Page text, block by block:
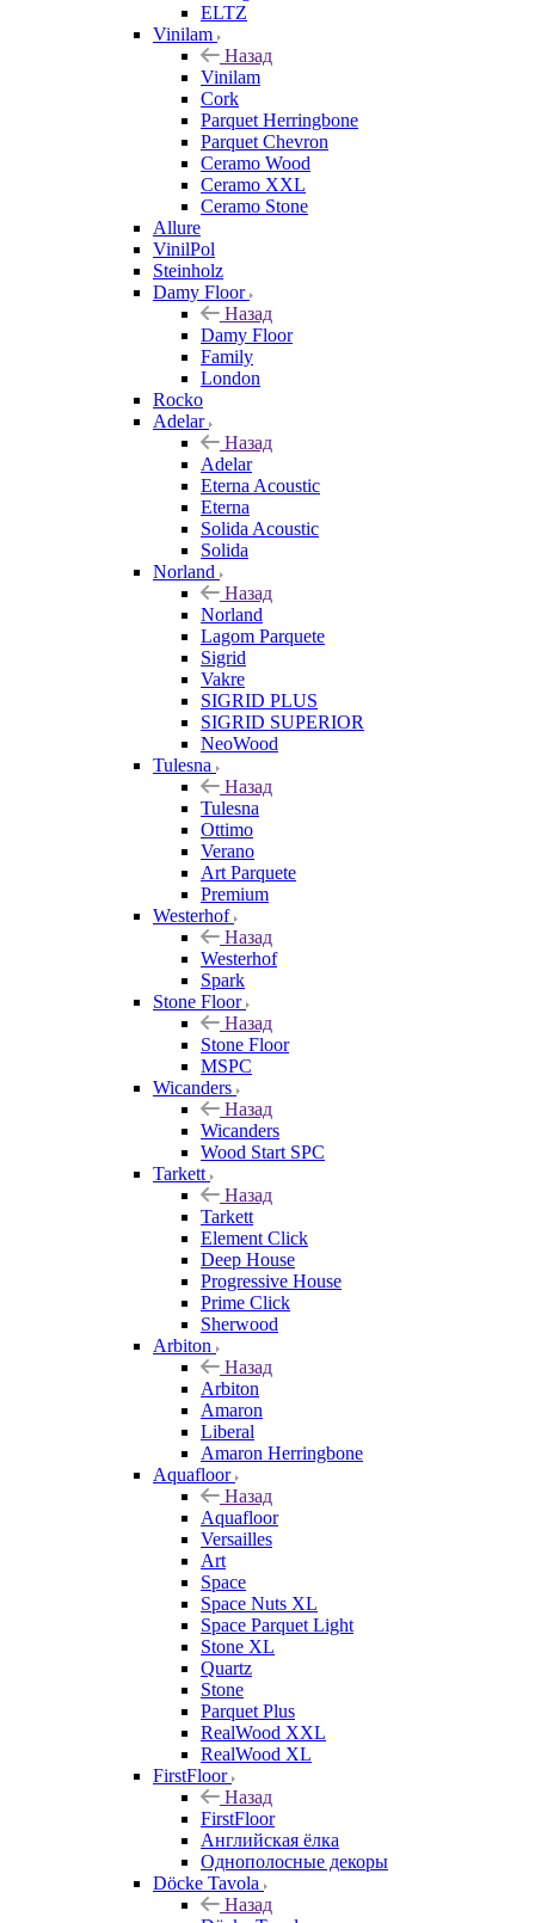
ELTZ
Vinilam
Назад
Vinilam
Cork
Parquet Herringbone
Parquet Chevron
Ceramo Wood
Ceramo XXL
Ceramo Stone
Allure
VinilPol
Steinholz
Damy Floor
Назад
Damy Floor
Family
London
Rocko
Adelar
Назад
Adelar
Eterna Acoustic
Eterna
Solida Acoustic
Solida
Norland
Назад
Norland
Lagom Parquete
Sigrid
Vakre
SIGRID PLUS
SIGRID SUPERIOR
NeoWood
Tulesna
Назад
Tulesna
Ottimo
Verano
Art Parquete
Premium
Westerhof
Назад
Westerhof
Spark
Stone Floor
Назад
Stone Floor
MSPC
Wicanders
Назад
Wicanders
Wood Start SPC
Tarkett
Назад
Tarkett
Element Click
Deep House
Progressive House
Prime Click
Sherwood
Arbiton
Назад
Arbiton
Amaron
Liberal
Amaron Herringbone
Aquafloor
Назад
Aquafloor
Versailles
Art
Space
Space Nuts XL
Space Parquet Light
Stone XL
Quartz
Stone
Parquet Plus
RealWood XXL
RealWood XL
FirstFloor
Назад
FirstFloor
Английская ёлка
Однополосные декоры
Döcke Tavola
Назад